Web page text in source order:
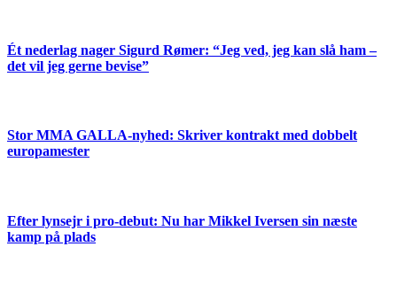
Ét nederlag nager Sigurd Rømer: “Jeg ved, jeg kan slå ham –
det vil jeg gerne bevise”
Stor MMA GALLA-nyhed: Skriver kontrakt med dobbelt
europamester
Efter lynsejr i pro-debut: Nu har Mikkel Iversen sin næste
kamp på plads